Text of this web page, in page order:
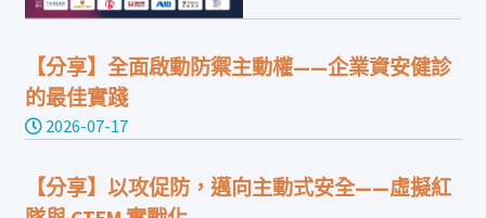
【分享】全面啟動防禦主動權——企業資安健診
的最佳實踐
2026-07-17
【分享】以攻促防，邁向主動式安全——虛擬紅